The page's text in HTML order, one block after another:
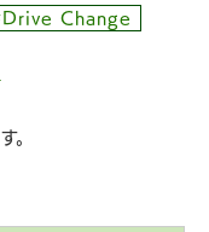
Change
。